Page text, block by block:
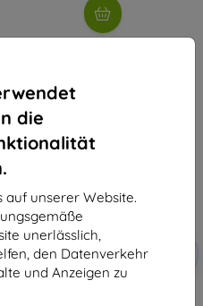
die
auf unserer Website.
unerlässlich,
den Datenverkehr
und Anzeigen zu
-10%
Rabatt
mit
Gutschein
EXTRA10